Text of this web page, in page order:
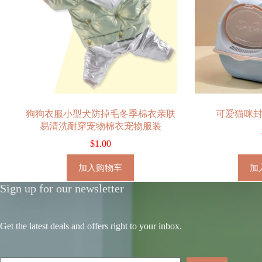
狗狗衣服小型犬防掉毛冬季棉衣亲肤
易清洗耐穿宠物棉衣宠物服装
$1.00
加入购物车
可爱猫咪
加
Sign up for our newsletter
Get the latest deals and offers right to your inbox.